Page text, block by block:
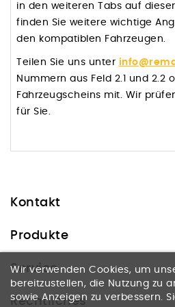
in den weiteren Tabs auf
finden Sie weitere wichtige
den kompatiblen Fahrzeugen.
Teilen Sie uns unter
Nummern aus Feld 2.1 und 2.2
Fahrzeugscheins mit. Wir
für Sie.
Kontakt
Produkte
Service
Rechtliches
Wir verwenden Cookies, um
bereitzustellen, die Nutzung zu
sowie Anzeigen zu verbessern.